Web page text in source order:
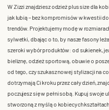
W Zizzi znajdziesz odzież plus size dla
jak lubią – bez kompromisów w kwestii
trendów. Projektujemy modę w
sylwetki, dbając o to, by nasze fasony
szeroki wybór produktów: od sukienek,
bieliznę, odzież sportową, obuwie o
od tego, czy szukasz nowej stylizacji na
dotrzymają Ci kroku przez cały dzień,
poczujesz się w pełni sobą. Kupuj
stworzoną z myślą o kobiecych